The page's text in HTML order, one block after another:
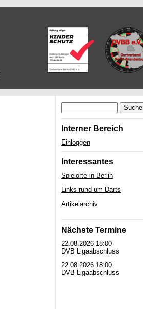
Suche
Interner Bereich
Einloggen
Interessantes
Spielorte in Berlin
Links rund um Darts
Artikelarchiv
Nächste Termine
22.08.2026 18:00
DVB Ligaabschluss
22.08.2026 18:00
DVB Ligaabschluss